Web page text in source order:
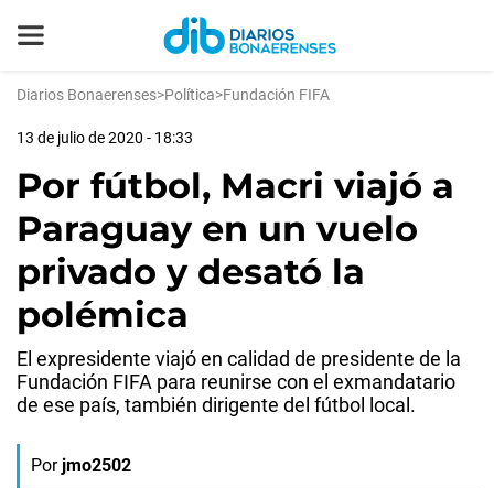
Diarios Bonaerenses>Política>Fundación FIFA
13 de julio de 2020 - 18:33
Por fútbol, Macri viajó a
Paraguay en un vuelo
privado y desató la
polémica
El expresidente viajó en calidad de presidente de la
Fundación FIFA para reunirse con el exmandatario
de ese país, también dirigente del fútbol local.
Por jmo2502